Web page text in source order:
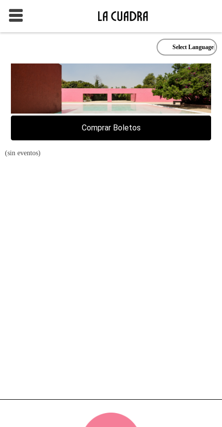
Select Language
Comprar Boletos
(sin eventos)